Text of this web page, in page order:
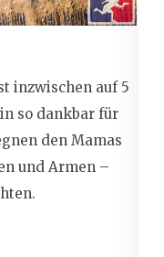
inzwischen auf 5
so dankbar für
den Mamas
und Armen –